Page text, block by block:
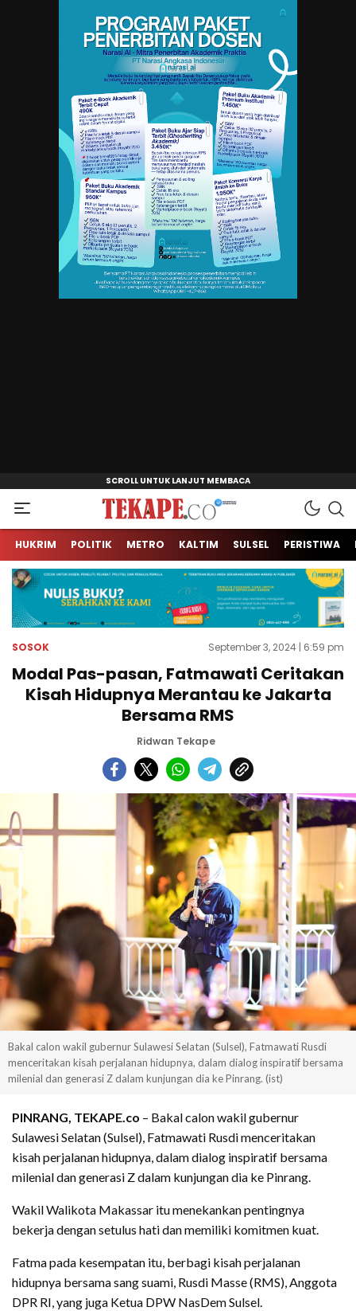
Tekape.co
Jendela Informasi Kita
HUKRIM POLITIK METRO KALTIM SULSEL PERISTIWA
SOSOK September 3, 2024 | 6:59 pm
Modal Pas-pasan, Fatmawati Ceritakan
Kisah Hidupnya Merantau ke Jakarta
Bersama RMS
Ridwan Tekape
Bakal calon wakil gubernur Sulawesi Selatan (Sulsel), Fatmawati Rusdi
menceritakan kisah perjalanan hidupnya, dalam dialog inspiratif bersama
milenial dan generasi Z dalam kunjungan dia ke Pinrang. (ist)
PINRANG, TEKAPE.co – Bakal calon wakil gubernur
Sulawesi Selatan (Sulsel), Fatmawati Rusdi menceritakan
kisah perjalanan hidupnya, dalam dialog inspiratif bersama
milenial dan generasi Z dalam kunjungan dia ke Pinrang.
Wakil Walikota Makassar itu menekankan pentingnya
bekerja dengan setulus hati dan memiliki komitmen kuat.
Fatma pada kesempatan itu, berbagi kisah perjalanan
hidupnya bersama sang suami, Rusdi Masse (RMS), Anggota
DPR RI, yang juga Ketua DPW NasDem Sulsel.